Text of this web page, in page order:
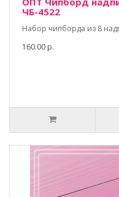
ЧБ-4522
Набор чипборда из 8
160.00 р.